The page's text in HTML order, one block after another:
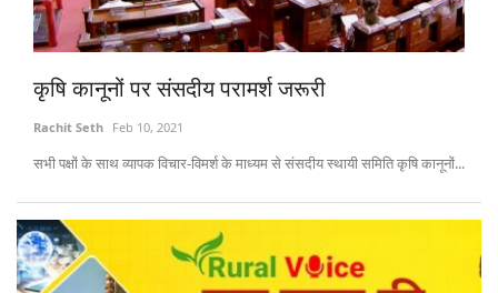
कृषि कानूनों पर संसदीय परामर्श जरूरी
Rachit Seth Feb 10, 2021
सभी पक्षों के साथ व्यापक विचार-विमर्श के माध्यम से संसदीय स्थायी समिति कृषि कानूनों...